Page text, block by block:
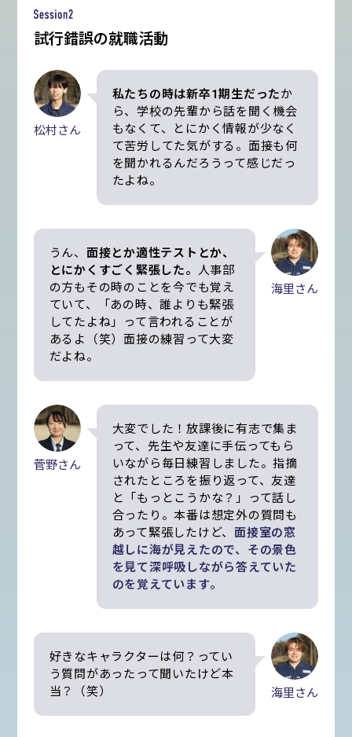
試行錯誤の就職活動
松村さん
私たちの時は新卒1期生だったか
ら、学校の先輩から話を聞く機会
もなくて、とにかく情報が少なく
て苦労してた気がする。面接も何
を聞かれるんだろうって感じだっ
たよね。
うん、 面接とか適性テストとか、
とにかくすごく緊張した。 人事部
の方もその時のことを今でも覚え
ていて、「あの時、誰よりも緊張
してたよね」って言われることが
あるよ（笑）面接の練習って大変
だよね。
海里さん
菅野さん
大変でした！放課後に有志で集ま
って、先生や友達に手伝ってもら
いながら毎日練習しました。指摘
されたところを振り返って、友達
と「もっとこうかな？」って話し
合ったり。本番は想定外の質問も
あって緊張したけど、面接室の窓
越しに海が見えたので、その景色
を見て深呼吸しながら答えていた
のを覚えています。
好きなキャラクターは何？ってい
う質問があったって聞いたけど本
当？（笑）
海里さん